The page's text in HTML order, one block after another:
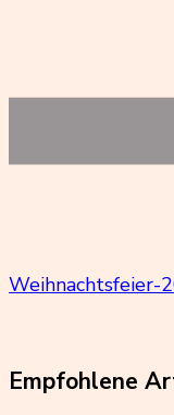
Weihnachtsfeier-
Empfohlene